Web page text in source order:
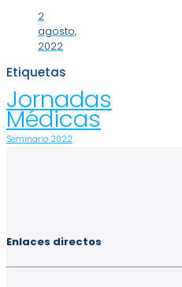
2
agosto,
2022
Etiquetas
Jornadas
Médicas
Seminario 2022
Enlaces directos